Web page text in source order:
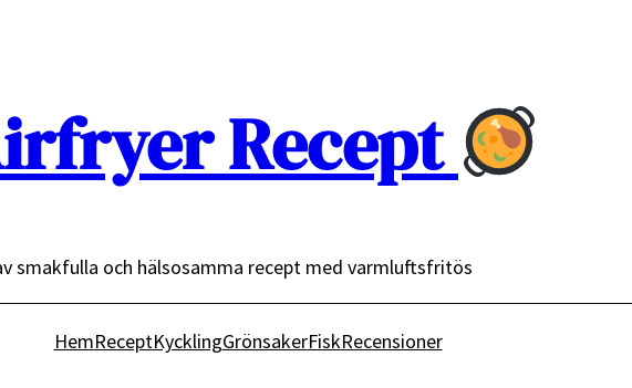
Recept
smakfulla och hälsosamma recept med varmluftsfritös
HemReceptKycklingGrönsakerFiskRecensioner